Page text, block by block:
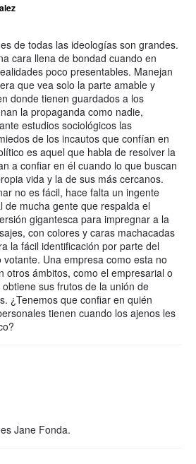
de todas las ideologías son grandes.
cara llena de bondad cuando en
poco presentables. Manejan
que vea solo la parte amable y
donde tienen guardados a los
la propaganda como nadie,
estudios sociológicos las
de los incautos que confían en
es aquel que habla de resolver la
a confiar en él cuando lo que buscan
vida y la de sus más cercanos.
no es fácil, hace falta un ingente
de mucha gente que respalda el
gigantesca para impregnar a la
con colores y caras machacadas
la fácil identificación por parte del
Una empresa como esta no
otros ámbitos, como el empresarial o
sus frutos de la unión de
¿Tenemos que confiar en quién
tienen cuando los ajenos les
Jane Fonda.